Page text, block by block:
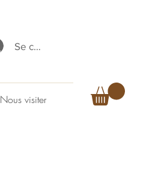
Nous visiter
Se connecter